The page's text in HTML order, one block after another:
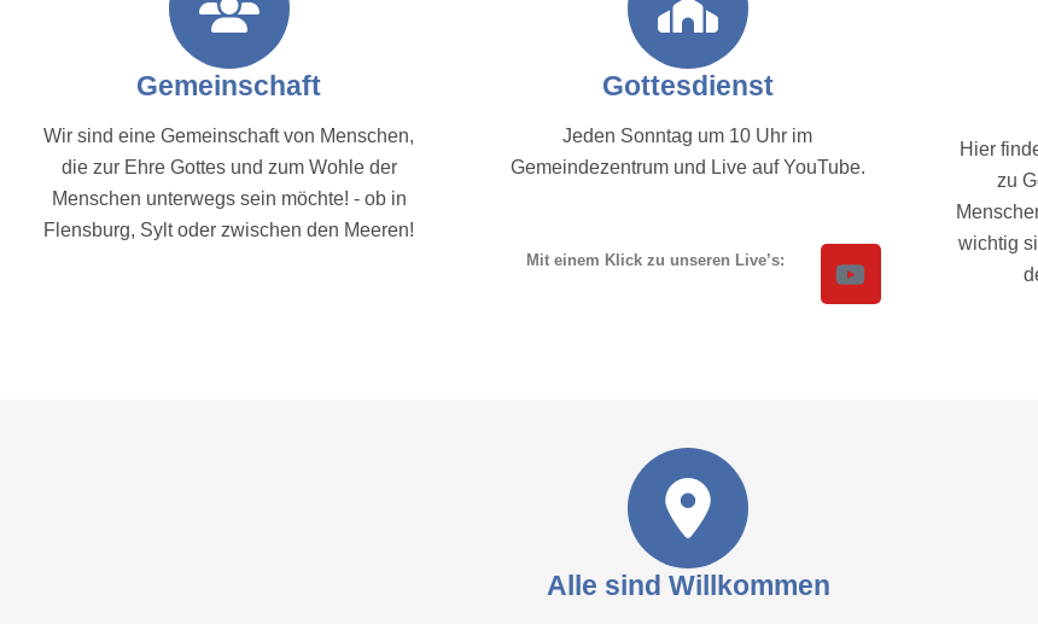
Gemeinschaft
Wir sind eine Gemeinschaft von Menschen,
die zur Ehre Gottes und zum Wohle der
Menschen unterwegs sein möchte! - ob in
Flensburg, Sylt oder zwischen den Meeren!
Gottesdienst
Jeden Sonntag um 10 Uhr im
Gemeindezentrum und Live auf YouTube.
Mit einem Klick zu unseren Live’s:
Hier
zu
wichtig
Alle sind Willkommen